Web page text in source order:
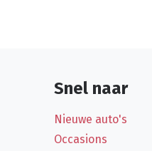
Snel naar
Nieuwe auto's
Occasions